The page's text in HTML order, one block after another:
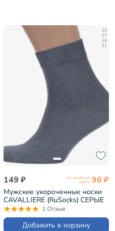
25
27
29
31
149 ₽ по клубной
карте 96 ₽
Мужские укороченные носки
CAVALLIERE (RuSocks) СЕРЫЕ
(С-333)
1 Отзыв
Добавить в корзину